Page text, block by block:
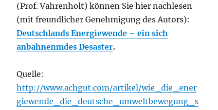
(Prof. Vahrenholt) können Sie hier nachlesen
(mit freundlicher Genehmigung des Autors):
Deutschlands Energiewende – ein sich
anbahnenmdes Desaster.
Quelle:
http://www.achgut.com/artikel/wie_die_ener
giewende_die_deutsche_umweltbewegung_s